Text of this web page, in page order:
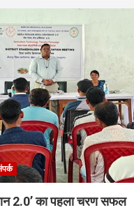
2.0’ का पहला चरण सफल